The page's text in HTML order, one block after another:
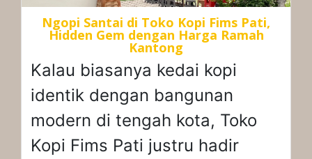
Ngopi Santai di Toko Kopi Fims Pati,
Hidden Gem dengan Harga Ramah
Kantong
Kalau biasanya kedai kopi
identik dengan bangunan
modern di tengah kota, Toko
Kopi Fims Pati justru hadir